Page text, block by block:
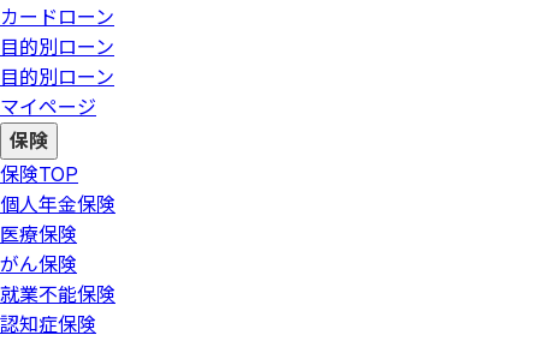
カードローン
目的別ローン
目的別ローン
マイページ
保険
保険TOP
個人年金保険
医療保険
がん保険
就業不能保険
認知症保険